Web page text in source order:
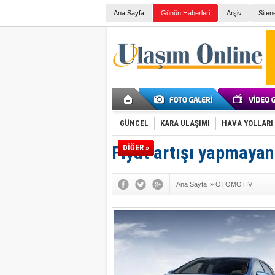
Ana Sayfa Günün Haberleri Arşiv
GÜNCEL KARA ULAŞIMI HAVA YOLLARI
DİĞER »
Fiyat artışı
Ana Sayfa » OTOMOTİV